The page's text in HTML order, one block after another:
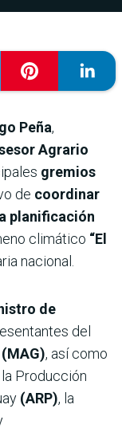
Peña,
Agrario
gremios
de coordinar
planificación
climático “El
nacional.
de
del
(MAG), así como
Producción
(ARP), la